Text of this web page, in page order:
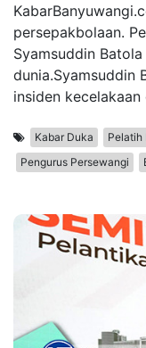
persepakbolaan.
Syamsuddin
dunia.Syamsuddin
insiden kecelakaan
Kabar Duka Pelatih
Pengurus Persewangi